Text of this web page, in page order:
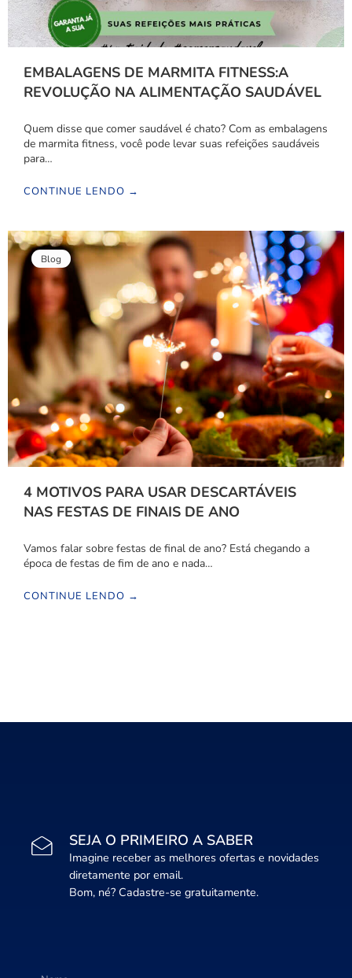
EMBALAGENS DE MARMITA FITNESS:A
REVOLUÇÃO NA ALIMENTAÇÃO SAUDÁVEL
Quem disse que comer saudável é chato? Com as embalagens
de marmita fitness, você pode levar suas refeições saudáveis
para…
CONTINUE LENDO →
Blog
4 MOTIVOS PARA USAR DESCARTÁVEIS
NAS FESTAS DE FINAIS DE ANO
Vamos falar sobre festas de final de ano? Está chegando a
época de festas de fim de ano e nada…
CONTINUE LENDO →
SEJA O PRIMEIRO A SABER
Imagine receber as melhores ofertas e novidades
diretamente por email.
Bom, né? Cadastre-se gratuitamente.